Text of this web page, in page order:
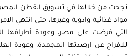
نجحت من خلالها في تسويق القطن
مواد غذائية وادوية وغيرها، حتى انتهي
التي فرضت على مصر، وعودة أطرافها
للافراج عن ارصدتها المجمدة، وعودة